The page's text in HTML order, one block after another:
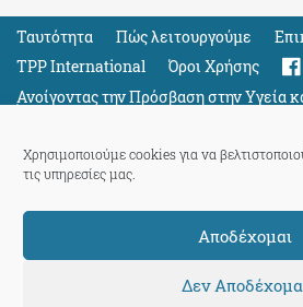
Χρησιμοποιούμε cookies για να
τις υπηρεσίες μας.
Αποδέχομαι
Δεν
Ταυτότητα Πώς λειτουργούμε
TPP International
Όροι Χρήσης
Ανοίγοντας την Πρόσβαση στην Υγεία
Όλους
powered by our community